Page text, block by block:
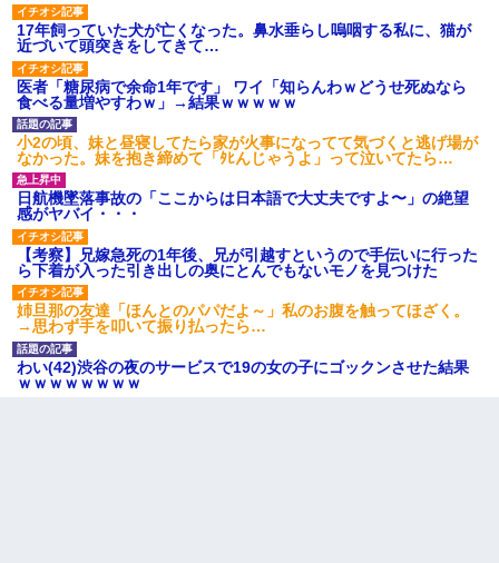
新築の家で。クラクラするくらいの「白粉の匂い」が鼻につくも
嫁＆娘「そんな匂いしない…」ある日、友人奥「素敵なアンティ
ークですね！」俺（！？）
近所のお寺に住み込みで手伝いしてる知的障害のオッサンがい
た。ある日、オッサンが火かき棒を持って顔を真っ赤にしながら
走り回っていて…
クラスで一人無口で誰とも話さない男子がいた。→修学旅行に来
なかったその男子に女子達がお土産を渡した。5分後…
【悲報】嫁がワイのこと嫌いっぽいから単身赴任した結果
私が遺産を相続。→それを知った義両親が「旅行代金を出せ！」
「リフォーム費用を負担しろ！」「金の管理は私達がする！」と
浅ましくも集りにきた。
17年飼っていた犬が亡くなった。鼻水垂らし嗚咽する私に、猫が
近づいて頭突きをしてきて…
医者「糖尿病で余命1年です」 ワイ「知らんわｗどうせ死ぬなら
食べる量増やすわｗ」→結果ｗｗｗｗｗ
小2の頃、妹と昼寝してたら家が火事になってて気づくと逃げ場が
なかった。妹を抱き締めて「ﾀﾋんじゃうよ」って泣いてたら…
日航機墜落事故の「ここからは日本語で大丈夫ですよ〜」の絶望
感がヤバイ・・・
【考察】兄嫁急死の1年後、兄が引越すというので手伝いに行った
ら下着が入った引き出しの奥にとんでもないモノを見つけた
姉旦那の友達「ほんとのパパだよ～」私のお腹を触ってほざく。
→思わず手を叩いて振り払ったら…
わい(42)渋谷の夜のサービスで19の女の子にゴックンさせた結果
ｗｗｗｗｗｗｗｗ